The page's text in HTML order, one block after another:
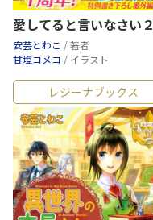
愛してると言いなさい２
安芸とわこ / 著者
甘塩コメコ / イラスト
レジーナブックス